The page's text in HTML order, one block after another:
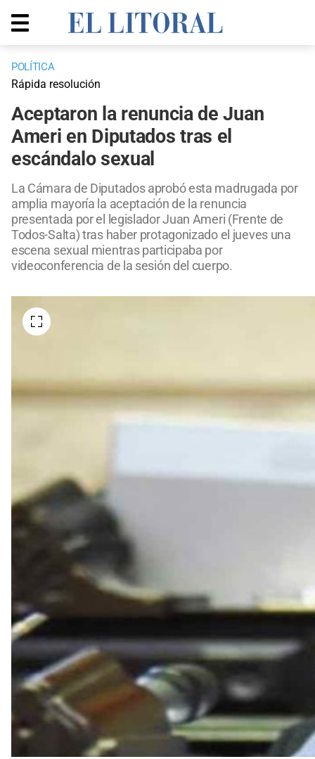
POLÍTICA
Rápida resolución
Aceptaron la renuncia de Juan
Ameri en Diputados tras el
escándalo sexual
La Cámara de Diputados aprobó esta madrugada por
amplia mayoría la aceptación de la renuncia
presentada por el legislador Juan Ameri (Frente de
Todos-Salta) tras haber protagonizado el jueves una
escena sexual mientras participaba por
videoconferencia de la sesión del cuerpo.